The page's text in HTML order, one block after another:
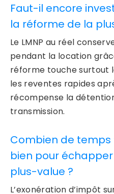
Faut-il encore
la réforme de la
Le LMNP au réel
pendant la location
réforme touche surtout
les reventes rapides
récompense la
transmission.
Combien de
bien pour échapper
plus-value ?
L’exonération d’impôt